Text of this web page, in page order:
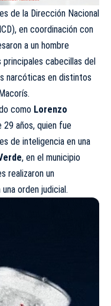
de la Dirección Nacional
en coordinación con
a un hombre
principales cabecillas del
narcóticas en distintos
como Lorenzo
29 años, quien fue
de inteligencia en una
, en el municipio
realizaron un
orden judicial.